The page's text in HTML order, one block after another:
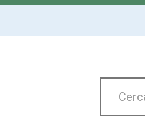
Prodotto